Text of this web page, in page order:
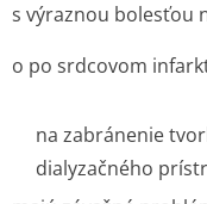
s výraznou bolesťou
o po srdcovom
na zabránenie
dialyzačného